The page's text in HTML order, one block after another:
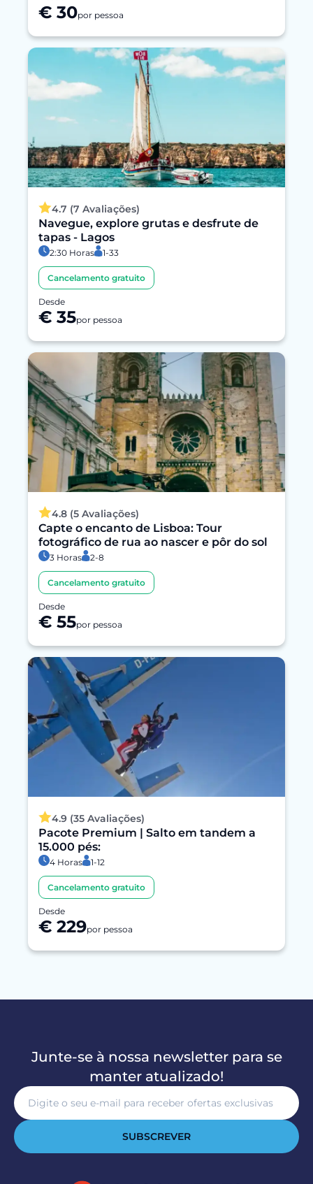
€ 30por pessoa
4.7 (7 Avaliações)
Navegue, explore grutas e desfrute de
tapas - Lagos
2:30 Horas 1-33
Cancelamento gratuito
Desde
€ 35por pessoa
4.8 (5 Avaliações)
Capte o encanto de Lisboa: Tour
fotográfico de rua ao nascer e pôr do sol
3 Horas 2-8
Cancelamento gratuito
Desde
€ 55por pessoa
4.9 (35 Avaliações)
Pacote Premium | Salto em tandem a
15.000 pés:
4 Horas 1-12
Cancelamento gratuito
Desde
€ 229por pessoa
Junte-se à nossa newsletter para se
manter atualizado!
SUBSCREVER